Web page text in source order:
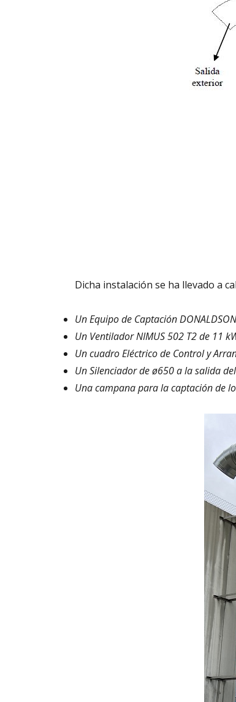
Dicha instalación se ha llevado a
Un Equipo de Captación
Un Ventilador NIMUS 502 T2 de 11
Un cuadro Eléctrico de Control y
Un Silenciador de ø650 a la salida
Una campana para la captación de